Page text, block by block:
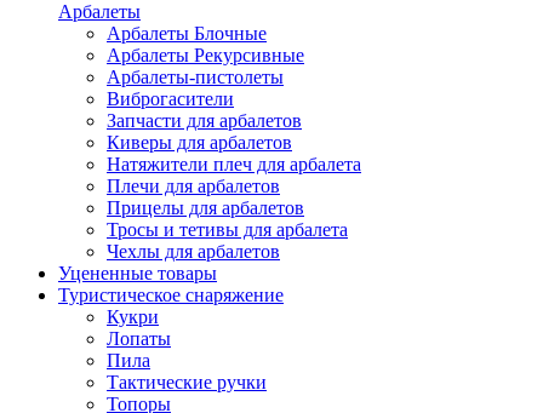
Арбалеты
Арбалеты Блочные
Арбалеты Рекурсивные
Арбалеты-пистолеты
Виброгасители
Запчасти для арбалетов
Киверы для арбалетов
Натяжители плеч для арбалета
Плечи для арбалетов
Прицелы для арбалетов
Тросы и тетивы для арбалета
Чехлы для арбалетов
Уцененные товары
Туристическое снаряжение
Кукри
Лопаты
Пила
Тактические ручки
Топоры